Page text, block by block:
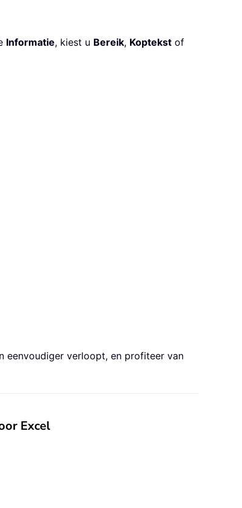
Informatie, kiest u Bereik, Koptekst of
eenvoudiger verloopt, en profiteer van
Excel